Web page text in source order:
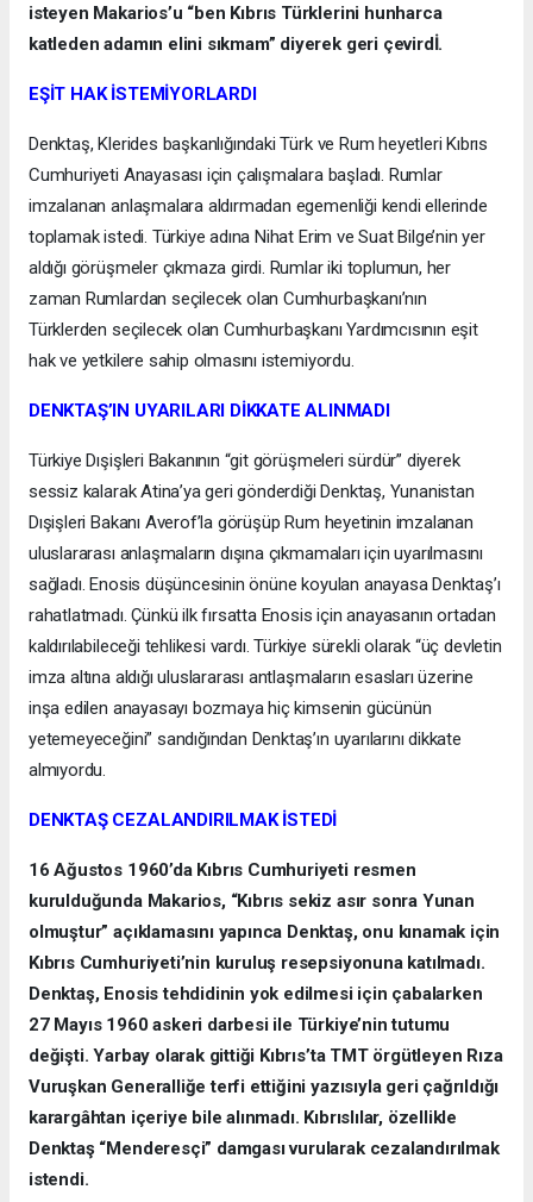
isteyen Makarios’u “ben Kıbrıs Türklerini hunharca
katleden adamın elini sıkmam” diyerek geri çevirdİ.
EŞİT HAK İSTEMİYORLARDI
Denktaş, Klerides başkanlığındaki Türk ve Rum heyetleri Kıbrıs
Cumhuriyeti Anayasası için çalışmalara başladı. Rumlar
imzalanan anlaşmalara aldırmadan egemenliği kendi ellerinde
toplamak istedi. Türkiye adına Nihat Erim ve Suat Bilge’nin yer
aldığı görüşmeler çıkmaza girdi. Rumlar iki toplumun, her
zaman Rumlardan seçilecek olan Cumhurbaşkanı’nın
Türklerden seçilecek olan Cumhurbaşkanı Yardımcısının eşit
hak ve yetkilere sahip olmasını istemiyordu.
DENKTAŞ’IN UYARILARI DİKKATE ALINMADI
Türkiye Dışişleri Bakanının “git görüşmeleri sürdür” diyerek
sessiz kalarak Atina’ya geri gönderdiği Denktaş, Yunanistan
Dışişleri Bakanı Averof’la görüşüp Rum heyetinin imzalanan
uluslararası anlaşmaların dışına çıkmamaları için uyarılmasını
sağladı. Enosis düşüncesinin önüne koyulan anayasa Denktaş’ı
rahatlatmadı. Çünkü ilk fırsatta Enosis için anayasanın ortadan
kaldırılabileceği tehlikesi vardı. Türkiye sürekli olarak “üç devletin
imza altına aldığı uluslararası antlaşmaların esasları üzerine
inşa edilen anayasayı bozmaya hiç kimsenin gücünün
yetemeyeceğini” sandığından Denktaş’ın uyarılarını dikkate
almıyordu.
DENKTAŞ CEZALANDIRILMAK İSTEDİ
16 Ağustos 1960’da Kıbrıs Cumhuriyeti resmen
kurulduğunda Makarios, “Kıbrıs sekiz asır sonra Yunan
olmuştur” açıklamasını yapınca Denktaş, onu kınamak için
Kıbrıs Cumhuriyeti’nin kuruluş resepsiyonuna katılmadı.
Denktaş, Enosis tehdidinin yok edilmesi için çabalarken
27 Mayıs 1960 askeri darbesi ile Türkiye’nin tutumu
değişti. Yarbay olarak gittiği Kıbrıs’ta TMT örgütleyen Rıza
Vuruşkan Generalliğe terfi ettiğini yazısıyla geri çağrıldığı
karargâhtan içeriye bile alınmadı. Kıbrıslılar, özellikle
Denktaş “Menderesçi” damgası vurularak cezalandırılmak
istendi.